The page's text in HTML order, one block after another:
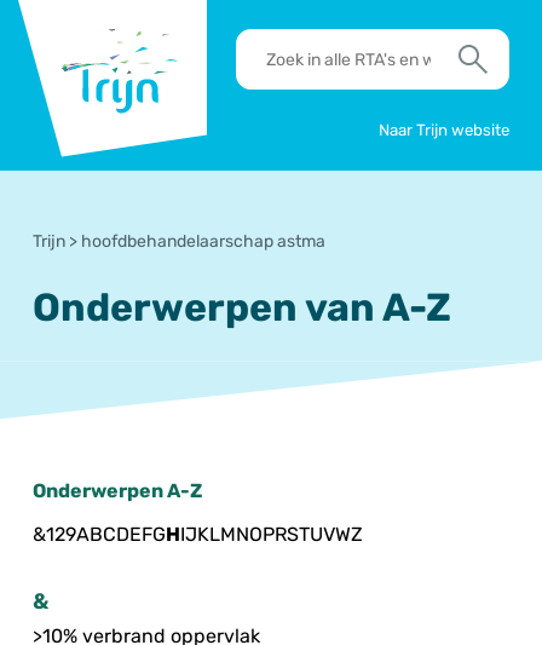
Trijn
RTA's
en
Zoek
Naar Trijn website
Trijn > hoofdbehandelaarschap astma
Onderwerpen van A-Z
Onderwerpen A-Z
&129ABCDEFGHIJKLMNOPRSTUVWZ
&
>10% verbrand oppervlak